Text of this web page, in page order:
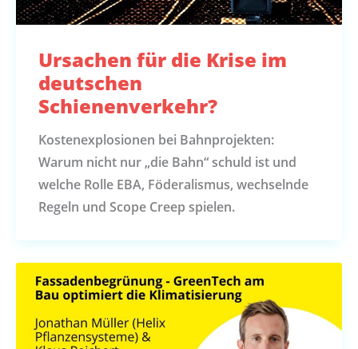
Ursachen für die Krise im
deutschen
Schienenverkehr?
Kostenexplosionen bei Bahnprojekten:
Warum nicht nur „die Bahn“ schuld ist und
welche Rolle EBA, Föderalismus, wechselnde
Regeln und Scope Creep spielen.